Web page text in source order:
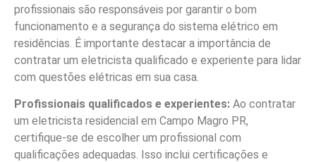
profissionais são responsáveis por garantir o bom
funcionamento e a segurança do sistema elétrico em
residências. É importante destacar a importância de
contratar um eletricista qualificado e experiente para lidar
com questões elétricas em sua casa.
Profissionais qualificados e experientes: Ao contratar
um eletricista residencial em Campo Magro PR,
certifique-se de escolher um profissional com
qualificações adequadas. Isso inclui certificações e